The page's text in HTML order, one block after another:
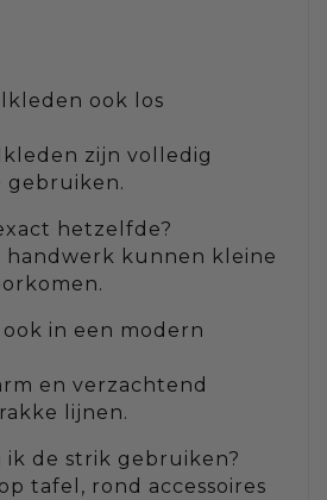
ook los
zijn volledig
gebruiken.
hetzelfde?
handwerk kunnen kleine
in een modern
en verzachtend
lijnen.
ik de strik gebruiken?
tafel, rond accessoires